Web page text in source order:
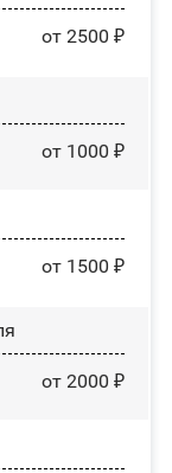
от 2500 ₽
от 1000 ₽
от 1500 ₽
от 2000 ₽